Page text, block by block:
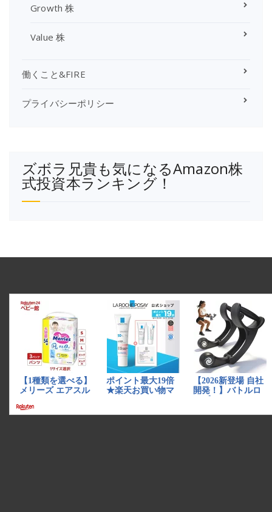
Growth 株
Value 株
働くこと&FIRE
プライバシーポリシー
ズボラ兄貴も気になるAmazon株
式投資本ランキング！